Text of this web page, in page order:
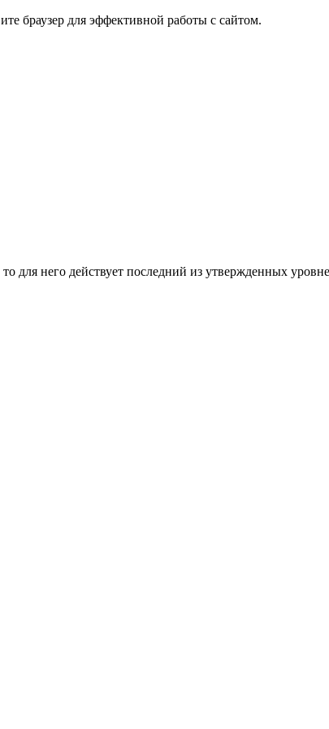
браузер для эффективной работы с сайтом.
для него действует последний из утвержденных